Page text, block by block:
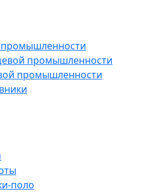
промышленности
промышленности
поло